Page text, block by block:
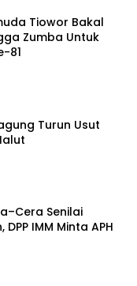
Tiowor Bakal
Zumba Untuk
81
Turun Usut
Senilai
DPP IMM Minta APH